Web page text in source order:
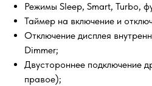
Режимы Sleep, Smart, Turbo,
Таймер на включение и
Отключение дисплея
Dimmer;
Двустороннее подключение
правое);